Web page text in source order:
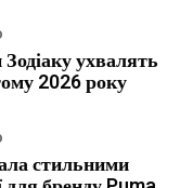
ухвалять
2026 року
стильними